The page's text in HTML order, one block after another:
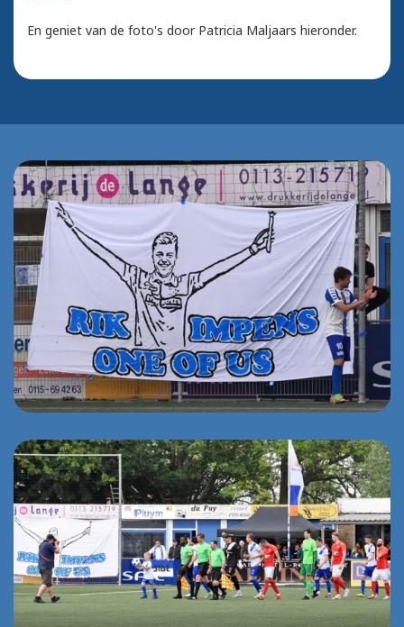
En geniet van de foto's door Patricia Maljaars hieronder.